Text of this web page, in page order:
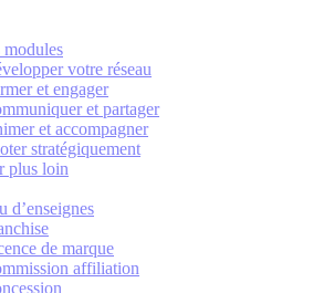
modules
votre réseau
et engager
et partager
et accompagner
stratégiquement
plus loin
d’enseignes
de marque
affiliation